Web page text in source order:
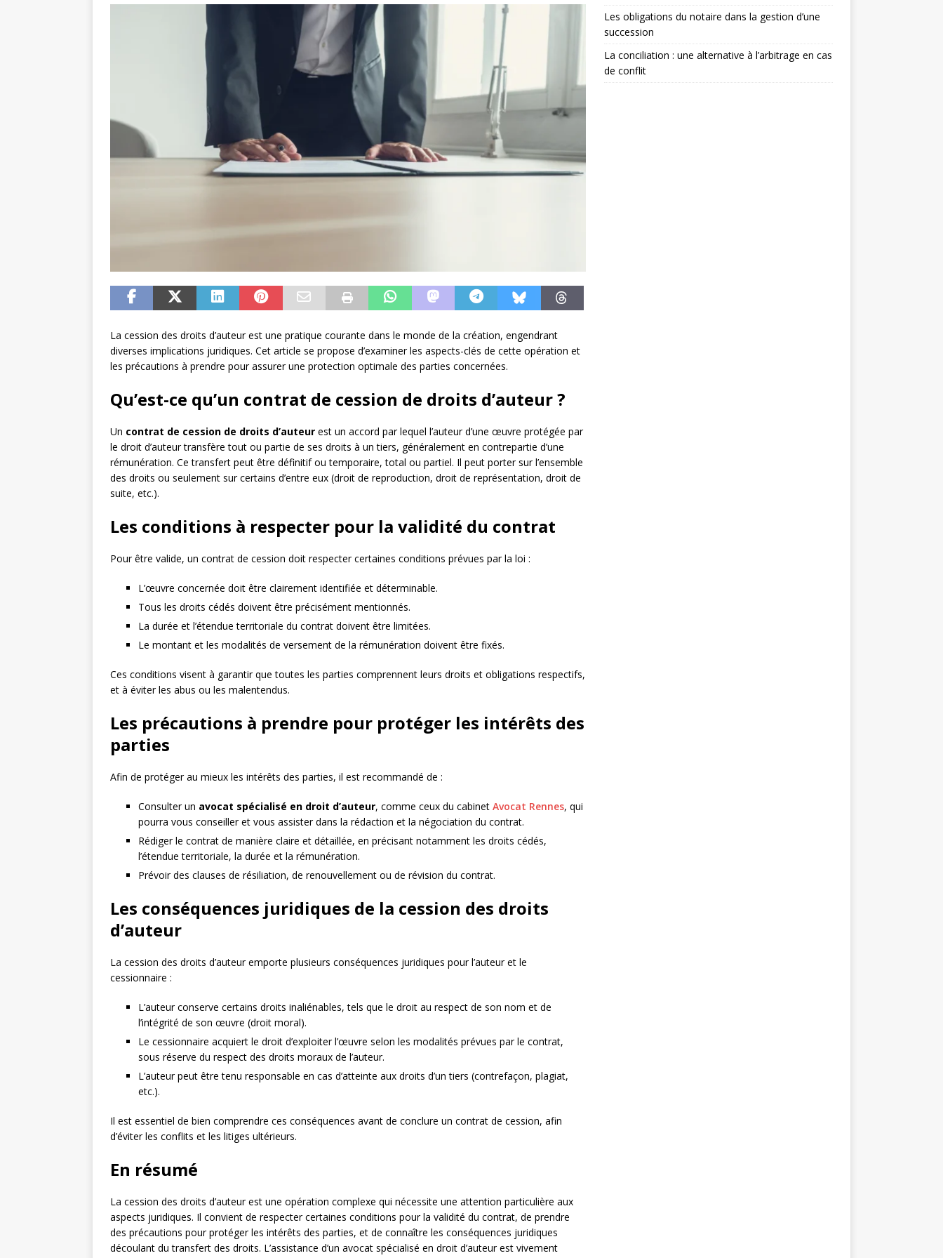
La cession des droits d’auteur est une pratique courante dans le monde de la création, engendrant
diverses implications juridiques. Cet article se propose d’examiner les aspects-clés de cette opération et
les précautions à prendre pour assurer une protection optimale des parties concernées.
Qu’est-ce qu’un contrat de cession de droits d’auteur ?
Un contrat de cession de droits d’auteur est un accord par lequel l’auteur d’une œuvre protégée par
le droit d’auteur transfère tout ou partie de ses droits à un tiers, généralement en contrepartie d’une
rémunération. Ce transfert peut être définitif ou temporaire, total ou partiel. Il peut porter sur l’ensemble
des droits ou seulement sur certains d’entre eux (droit de reproduction, droit de représentation, droit de
suite, etc.).
Les conditions à respecter pour la validité du contrat
Pour être valide, un contrat de cession doit respecter certaines conditions prévues par la loi :
L’œuvre concernée doit être clairement identifiée et déterminable.
Tous les droits cédés doivent être précisément mentionnés.
La durée et l’étendue territoriale du contrat doivent être limitées.
Le montant et les modalités de versement de la rémunération doivent être fixés.
Ces conditions visent à garantir que toutes les parties comprennent leurs droits et obligations respectifs,
et à éviter les abus ou les malentendus.
Les précautions à prendre pour protéger les intérêts des
parties
Afin de protéger au mieux les intérêts des parties, il est recommandé de :
Consulter un avocat spécialisé en droit d’auteur, comme ceux du cabinet Avocat Rennes, qui
pourra vous conseiller et vous assister dans la rédaction et la négociation du contrat.
Rédiger le contrat de manière claire et détaillée, en précisant notamment les droits cédés,
l’étendue territoriale, la durée et la rémunération.
Prévoir des clauses de résiliation, de renouvellement ou de révision du contrat.
Les conséquences juridiques de la cession des droits
d’auteur
La cession des droits d’auteur emporte plusieurs conséquences juridiques pour l’auteur et le
cessionnaire :
L’auteur conserve certains droits inaliénables, tels que le droit au respect de son nom et de
l’intégrité de son œuvre (droit moral).
Le cessionnaire acquiert le droit d’exploiter l’œuvre selon les modalités prévues par le contrat,
sous réserve du respect des droits moraux de l’auteur.
L’auteur peut être tenu responsable en cas d’atteinte aux droits d’un tiers (contrefaçon, plagiat,
etc.).
Il est essentiel de bien comprendre ces conséquences avant de conclure un contrat de cession, afin
d’éviter les conflits et les litiges ultérieurs.
En résumé
La cession des droits d’auteur est une opération complexe qui nécessite une attention particulière aux
aspects juridiques. Il convient de respecter certaines conditions pour la validité du contrat, de prendre
des précautions pour protéger les intérêts des parties, et de connaître les conséquences juridiques
découlant du transfert des droits. L’assistance d’un avocat spécialisé en droit d’auteur est vivement
Les obligations du notaire dans la gestion d’une
succession
La conciliation : une alternative à l’arbitrage en cas
de conflit